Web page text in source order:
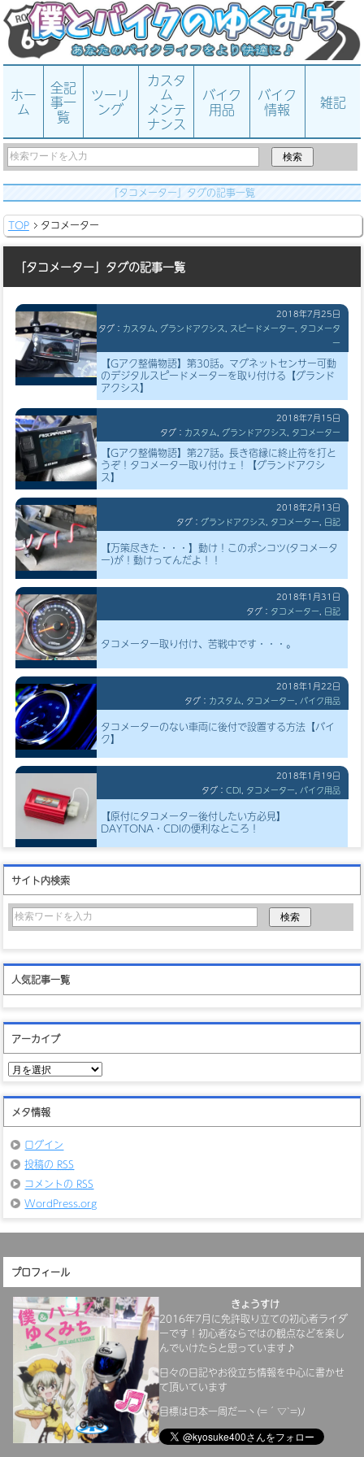
ホー
ム
全記
事一
覧
ツーリ
ング
カスタ
ム
メンテ
ナンス
バイク
用品
バイク
情報 雑記
「タコメーター」タグの記事一覧
TOP タコメーター
「タコメーター」タグの記事一覧
2018年7月25日
タグ： カスタム, グランドアクシス , スピードメーター, タコメータ
ー
【Gアク整備物語】第30話。マグネットセンサー可動
のデジタルスピードメーターを取り付ける【グランド
アクシス】
2018年7月15日
タグ： カスタム, グランドアクシス , タコメーター
【Gアク整備物語】第27話。長き宿縁に終止符を打と
うぞ！タコメーター取り付けェ！【グランドアクシ
ス】
2018年2月13日
タグ： グランドアクシス , タコメーター, 日記
【万策尽きた・・・】動け！このポンコツ(タコメータ
ー)が！動けってんだよ！！
2018年1月31日
タグ： タコメーター, 日記
タコメーター取り付け、苦戦中です・・・。
2018年1月22日
タグ： カスタム, タコメーター, バイク用品
タコメーターのない車両に後付で設置する方法【バイ
ク】
2018年1月19日
タグ： CDI, タコメーター, バイク用品
【原付にタコメーター後付したい方必見】
DAYTONA・CDIの便利なところ！
サイト内検索
人気記事一覧
アーカイブ
ア
カ
イ
ブ
メタ情報
ログイン
投稿の RSS
コメントの RSS
WordPress.org
プロフィール
きょうすけ
2016年7月に免許取り立ての初心者ライダ
ーです！初心者ならではの観点などを楽し
んでいけたらと思っています♪
日々の日記やお役立ち情報を中心に書かせ
て頂いています
目標は日本一周だーヽ(=´▽`=)ﾉ